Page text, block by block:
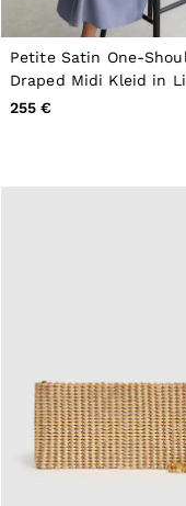
Petite Satin One-
Draped Midi Kleid in
255 €